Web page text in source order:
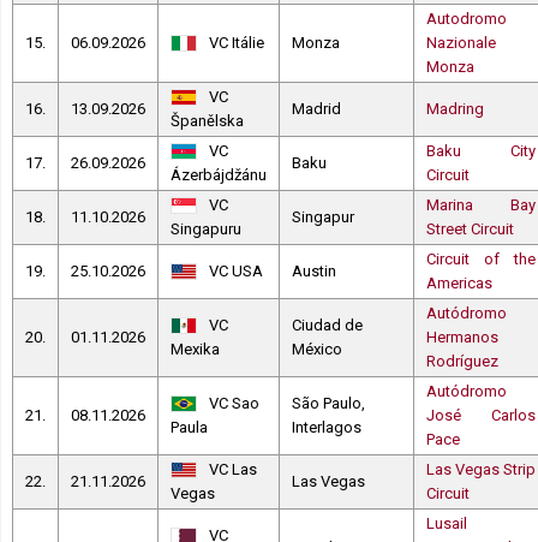
15. 06.09.2026 VC Itálie Monza
Autodromo
Nazionale
Monza
16. 13.09.2026
VC
Španělska
Madrid Madring
17. 26.09.2026
VC
Ázerbájdžánu
Baku
Baku City
Circuit
18. 11.10.2026
VC
Singapuru
Singapur
Marina Bay
Street Circuit
19. 25.10.2026 VC USA Austin
Circuit of the
Americas
20. 01.11.2026
VC
Mexika
Ciudad de
México
Autódromo
Hermanos
Rodríguez
21. 08.11.2026
VC Sao
Paula
São Paulo,
Interlagos
Autódromo
José Carlos
Pace
22. 21.11.2026
VC Las
Vegas
Las Vegas
Las Vegas Strip
Circuit
VC
Lusail